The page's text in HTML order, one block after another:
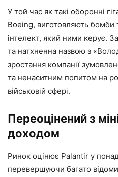
У той час як такі оборонні
Boeing, виготовляють бомби
інтелект, який ними керує.
та натхненна назвою з
зростання компанії
та ненаситним попитом на
військовій сфері.
Переоцінений з
доходом
Ринок оцінює Palantir у
перевершуючи багато